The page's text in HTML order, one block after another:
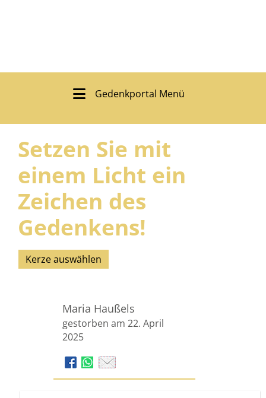
Gedenkportal Menü
Setzen Sie mit
einem Licht ein
Zeichen des
Gedenkens!
Kerze auswählen
Maria Haußels
gestorben am 22. April
2025